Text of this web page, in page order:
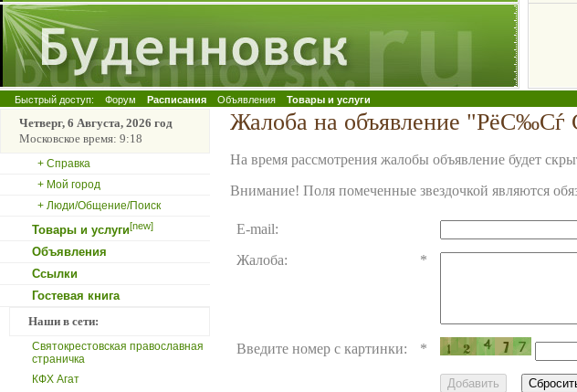
Быстрый доступ: Форум Расписания Объявления Товары и услуги
Четверг, 6 Августа, 2026 год
Московское время: 9:18
+ Справка
+ Мой город
+ Люди/Общение/Поиск
Товары и услуги[new]
Объявления
Ссылки
Гостевая книга
Наши в сети:
Святокрестовская православная
страничка
КФХ Агат
Жалоба на объявление "РёС‰Сѓ
На время рассмотрения жалобы объявление будет
Внимание! Поля помеченные звездочкой являются
E-mail:
Жалоба:
*
Введите номер с картинки: *